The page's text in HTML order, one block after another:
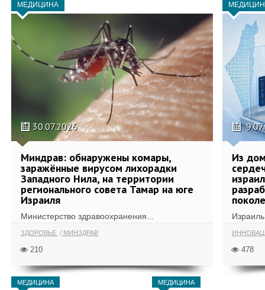
МЕДИЦИНА
30.07.2026
Миндрав: обнаружены комары,
заражённые вирусом лихорадки
Западного Нила, на территории
регионального совета Тамар на юге
Израиля
Министерство здравоохранения...
ЗДОРОВЬЕ МИНЗДРАВ
210
Из
Израиль
478
МЕДИЦИНА МЕДИЦИНА